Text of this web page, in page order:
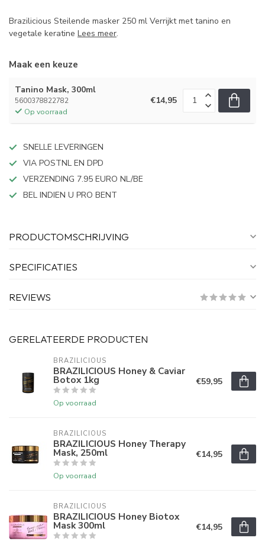
Brazilicious Steilende masker 250 ml Verrijkt met tanino en
vegetale keratine Lees meer.
Maak een keuze
Tanino Mask, 300ml
5600378822782
Op voorraad
€14,95
SNELLE LEVERINGEN
VIA POSTNL EN DPD
VERZENDING 7.95 EURO NL/BE
BEL INDIEN U PRO BENT
PRODUCTOMSCHRIJVING
SPECIFICATIES
REVIEWS
GERELATEERDE PRODUCTEN
BRAZILICIOUS
BRAZILICIOUS Honey & Caviar
Botox 1kg
Op voorraad
€59,95
BRAZILICIOUS
BRAZILICIOUS Honey Therapy
Mask, 250ml
Op voorraad
€14,95
BRAZILICIOUS
BRAZILICIOUS Honey Biotox
Mask 300ml €14,95